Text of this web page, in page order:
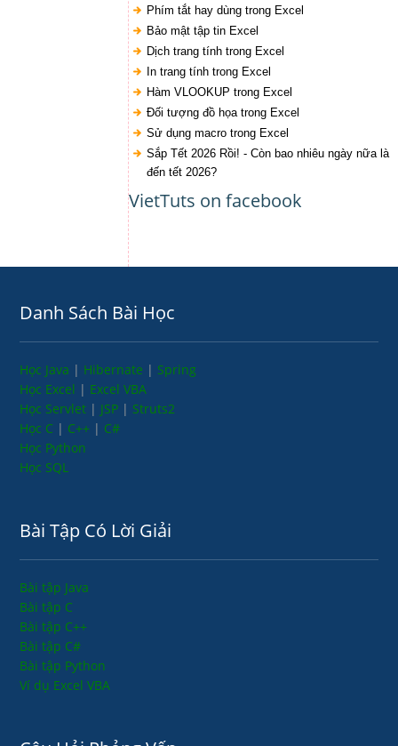
Phím tắt hay dùng trong Excel
Bảo mật tập tin Excel
Dịch trang tính trong Excel
In trang tính trong Excel
Hàm VLOOKUP trong Excel
Đối tượng đồ họa trong Excel
Sử dụng macro trong Excel
Sắp Tết 2026 Rồi! - Còn bao nhiêu ngày nữa là
đến tết 2026?
VietTuts on facebook
Danh Sách Bài Học
Học Java | Hibernate | Spring
Học Excel | Excel VBA
Học Servlet | JSP | Struts2
Học C | C++ | C#
Học Python
Học SQL
Bài Tập Có Lời Giải
Bài tập Java
Bài tập C
Bài tập C++
Bài tập C#
Bài tập Python
Ví dụ Excel VBA